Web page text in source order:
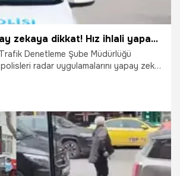
Sürücüler yapay zekaya dikkat! Hız ihlali yapanları böyle tespit ediyor
Denetleme Şube Müdürlüğü
radar uygulamalarını yapay zeka